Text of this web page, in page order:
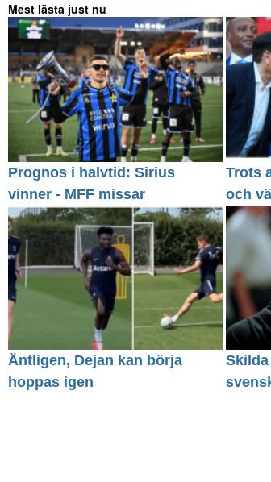
Mest lästa just nu
Prognos i halvtid: Sirius
vinner - MFF missar
Trots
och
Äntligen, Dejan kan börja
hoppas igen